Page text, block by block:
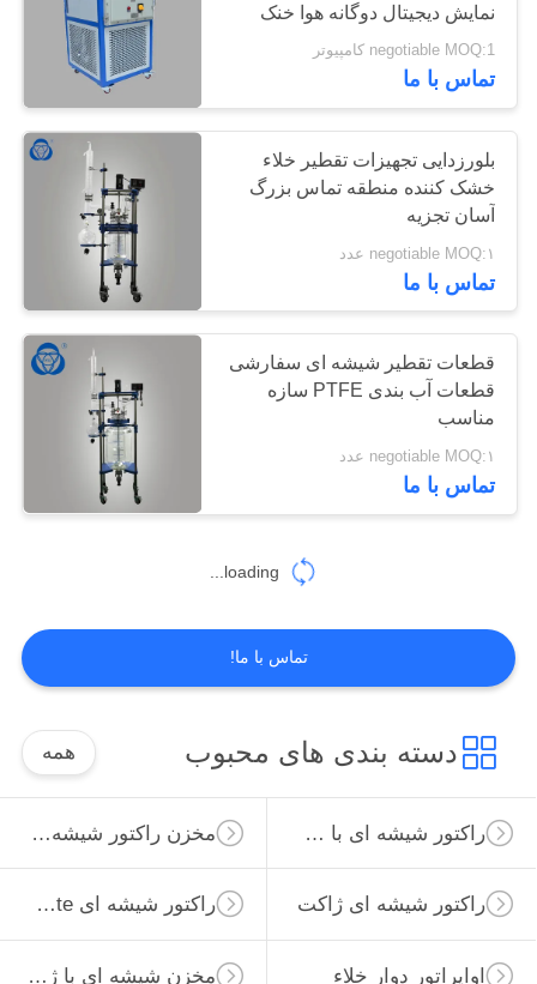
واحد تقطیر شیشه ای
تجهیزات تقطیر خلاء
6
مولکولی
6
چرخدار خنک کننده
گرمایش
6
نمایش دیجیتال دوگانه هوا خنک
کننده
negotiable MOQ:1 کامپیوتر
تماس با ما
بلورزدایی تجهیزات تقطیر خلاء
خشک کننده منطقه تماس بزرگ
آسان تجزیه
negotiable MOQ:۱ عدد
تماس با ما
قطعات تقطیر شیشه ای سفارشی
قطعات آب بندی PTFE سازه
مناسب
negotiable MOQ:۱ عدد
تماس با ما
loading...
تماس با ما!
دسته بندی های محبوب همه
مخزن راکتور شیشه ای راکتور شیشه ای با فشار بالا
راکتور شیشه ای Borosilicate راکتور شیشه ای ژاکت
مخزن شیشه ای با ژاکت اواپراتور دوار خلاء